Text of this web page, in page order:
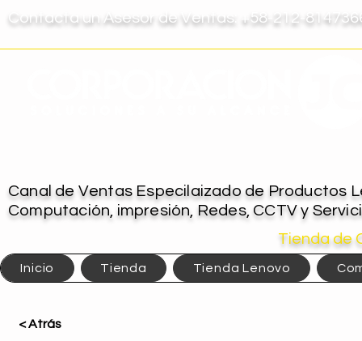
Contacta un Asesor de Ventas: +58-212-
Canal de Ventas Especilaizado de Productos
Computación, impresión, Redes, CCTV y
Tienda de
Inicio Tienda Tienda Lenovo
< Atrás